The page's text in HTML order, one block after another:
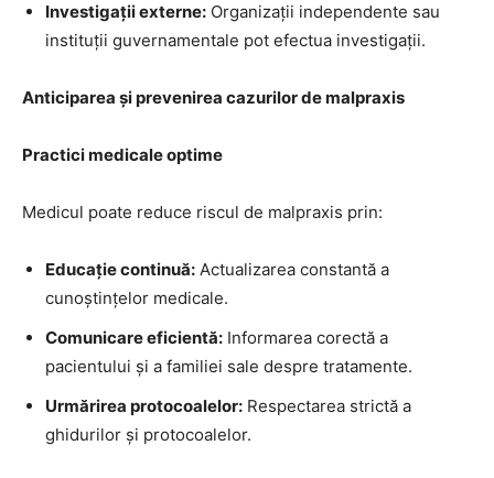
Investigații externe: Organizații independente sau
instituții guvernamentale pot efectua investigații.
Anticiparea și prevenirea cazurilor de malpraxis
Practici medicale optime
Medicul poate reduce riscul de malpraxis prin:
Educație continuă: Actualizarea constantă a
cunoștințelor medicale.
Comunicare eficientă: Informarea corectă a
pacientului și a familiei sale despre tratamente.
Urmărirea protocoalelor: Respectarea strictă a
ghidurilor și protocoalelor.